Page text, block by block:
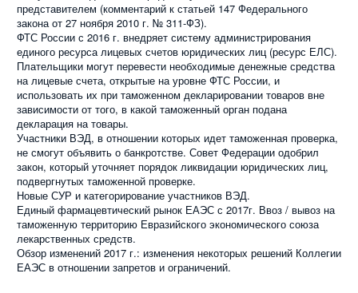
представителем (комментарий к статьей 147 Федерального
закона от 27 ноября 2010 г. № 311-ФЗ).
ФТС России с 2016 г. внедряет систему администрирования
единого ресурса лицевых счетов юридических лиц (ресурс ЕЛС).
Плательщики могут перевести необходимые денежные средства
на лицевые счета, открытые на уровне ФТС России, и
использовать их при таможенном декларировании товаров вне
зависимости от того, в какой таможенный орган подана
декларация на товары.
Участники ВЭД, в отношении которых идет таможенная проверка,
не смогут объявить о банкротстве. Совет Федерации одобрил
закон, который уточняет порядок ликвидации юридических лиц,
подвергнутых таможенной проверке.
Новые СУР и категорирование участников ВЭД.
Единый фармацевтический рынок ЕАЭС с 2017г. Ввоз / вывоз на
таможенную территорию Евразийского экономического союза
лекарственных средств.
Обзор изменений 2017 г.: изменения некоторых решений Коллегии
ЕАЭС в отношении запретов и ограничений.